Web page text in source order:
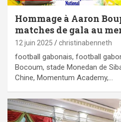
Hommage à Aaron
matches de gala au
12 juin 2025 christinabenneth
football gabonais, football
Bocoum, stade Monedan de
Chine, Momentum Academy,…